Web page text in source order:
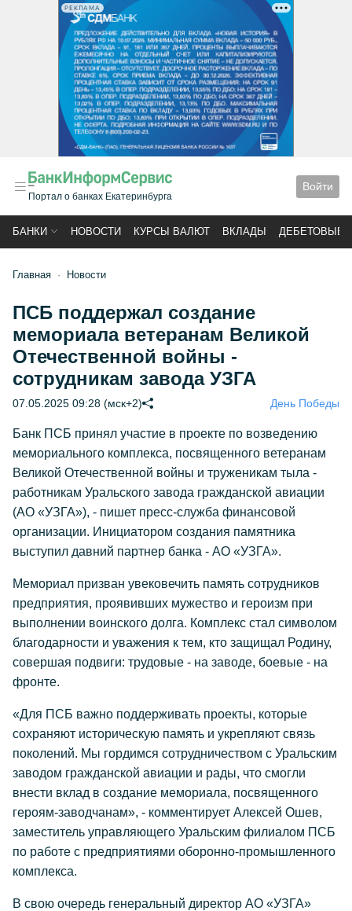
РЕКЛАМА
Портал о банках Екатеринбурга
Войти
БАНКИ НОВОСТИ КУРСЫ ВАЛЮТ ВКЛАДЫ ДЕБЕТОВЫЕ
Главная Новости
ПСБ поддержал создание
мемориала ветеранам Великой
Отечественной войны -
сотрудникам завода УЗГА
07.05.2025 09:28 (мск+2) День Победы
Банк ПСБ принял участие в проекте по возведению
мемориального комплекса, посвященного ветеранам
Великой Отечественной войны и труженикам тыла -
работникам Уральского завода гражданской авиации
(АО «УЗГА»), - пишет пресс-служба финансовой
организации. Инициатором создания памятника
выступил давний партнер банка - АО «УЗГА».
Мемориал призван увековечить память сотрудников
предприятия, проявивших мужество и героизм при
выполнении воинского долга. Комплекс стал символом
благодарности и уважения к тем, кто защищал Родину,
совершая подвиги: трудовые - на заводе, боевые - на
фронте.
«Для ПСБ важно поддерживать проекты, которые
сохраняют историческую память и укрепляют связь
поколений. Мы гордимся сотрудничеством с Уральским
заводом гражданской авиации и рады, что смогли
внести вклад в создание мемориала, посвященного
героям-заводчанам», - комментирует Алексей Ошев,
заместитель управляющего Уральским филиалом ПСБ
по работе с предприятиями оборонно-промышленного
комплекса.
В свою очередь генеральный директор АО «УЗГА»